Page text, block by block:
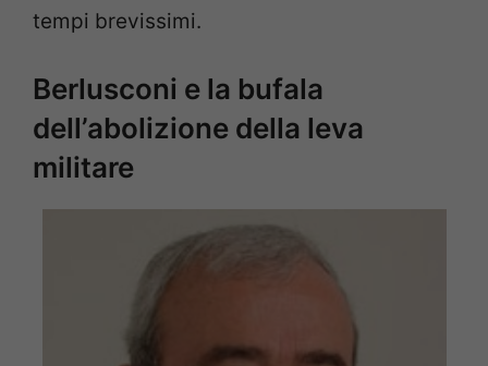
tempi brevissimi.
Berlusconi e la bufala
dell’abolizione della leva
militare